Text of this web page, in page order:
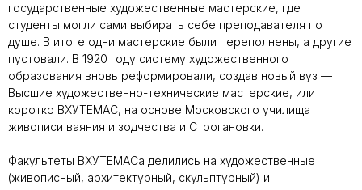
государственные художественные мастерские, где
студенты могли сами выбирать себе преподавателя по
душе. В итоге одни мастерские были переполнены, а другие
пустовали. В 1920 году систему художественного
образования вновь реформировали, создав новый вуз —
Высшие художественно-технические мастерские, или
коротко ВХУТЕМАС, на основе Московского училища
живописи ваяния и зодчества и Строгановки.
Факультеты ВХУТЕМАСа делились на художественные
(живописный, архитектурный, скульптурный) и